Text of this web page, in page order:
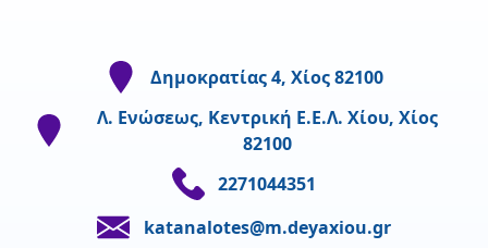
Δημοκρατίας 4, Χίος 82100
Λ. Ενώσεως, Κεντρική Ε.Ε.Λ. Χίου, Χίος
82100
2271044351
katanalotes@m.deyaxiou.gr